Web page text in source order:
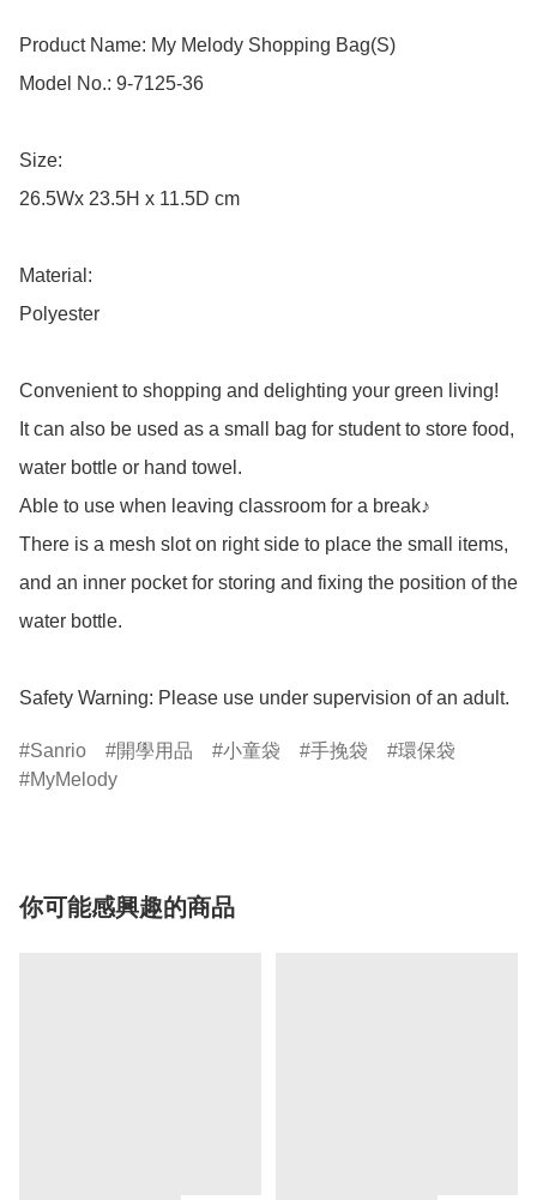
Product Name: My Melody Shopping Bag(S)
Model No.: 9-7125-36
Size:
26.5Wx 23.5H x 11.5D cm
Material:
Polyester
Convenient to shopping and delighting your green living!
It can also be used as a small bag for student to store food,
water bottle or hand towel.
Able to use when leaving classroom for a break♪
There is a mesh slot on right side to place the small items,
and an inner pocket for storing and fixing the position of the
water bottle.
Safety Warning: Please use under supervision of an adult.
Sanrio 開學用品 小童袋 手挽袋
環保袋
MyMelody
你可能感興趣的商品